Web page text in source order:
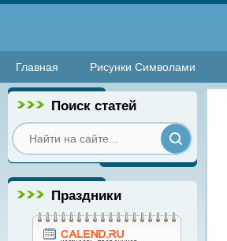
Главная Рисунки Символами
Поиск статей
Праздники